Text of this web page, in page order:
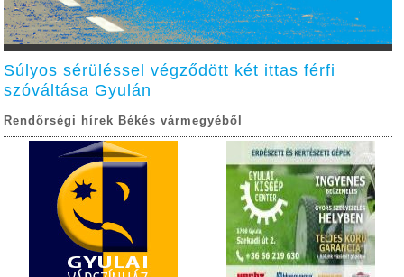
Súlyos sérüléssel végződött két ittas férfi
szóváltása Gyulán
Rendőrségi hírek Békés vármegyéből